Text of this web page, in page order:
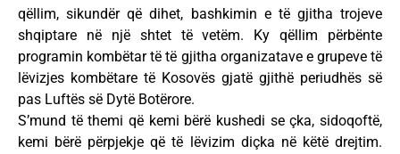
qëllim, sikundër që dihet, bashkimin e të gjitha trojeve
shqiptare në një shtet të vetëm. Ky qëllim përbënte
programin kombëtar të të gjitha organizatave e grupeve të
lëvizjes kombëtare të Kosovës gjatë gjithë periudhës së
pas Luftës së Dytë Botërore.
S’mund të themi që kemi bërë kushedi se çka, sidoqoftë,
kemi bërë përpjekje që të lëvizim diçka në këtë drejtim.